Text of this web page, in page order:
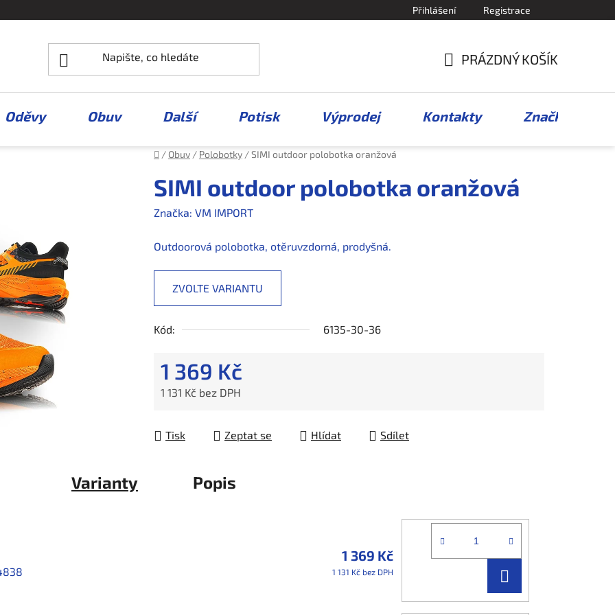
Přihlášení Registrace
KOŠÍK
PRÁZDNÝ KOŠÍK
Oděvy Obuv Další Potisk Výprodej Kontakty Značky
Domů
/ Obuv / Polobotky /SIMI outdoor polobotka oranžová
SIMI outdoor polobotka oranžová
Značka: VM IMPORT
Outdoorová polobotka, otěruvzdorná, prodyšná.
ZVOLTE VARIANTU
Kód: 6135-30-36
1 369 Kč
1 131 Kč bez DPH
Tisk
Zeptat se Hlídat Sdílet
Varianty Popis
1 369 Kč
1 131 Kč bez DPH
KOŠÍKU